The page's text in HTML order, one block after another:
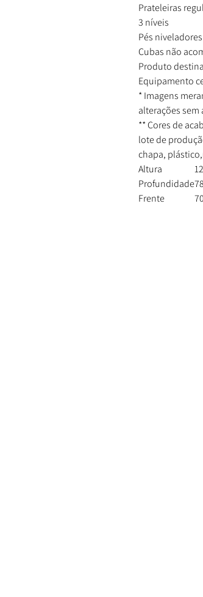
Prateleiras
3 níveis
Pés
Cubas não
Produto
Equipamento
* Imagens
alterações sem
** Cores de
lote de
chapa,
Altura
Profundidade
Frente